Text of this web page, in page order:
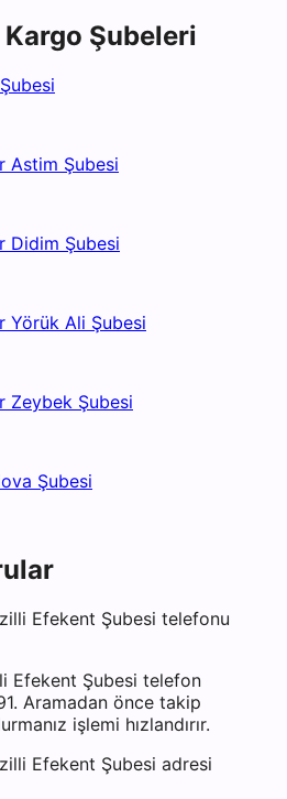
Kargo Şubeleri
Astim Şubesi
Didim Şubesi
Yörük Ali Şubesi
Zeybek Şubesi
Şubesi
Efekent Şubesi telefonu
Efekent Şubesi telefon
Aramadan önce takip
işlemi hızlandırır.
Efekent Şubesi adresi